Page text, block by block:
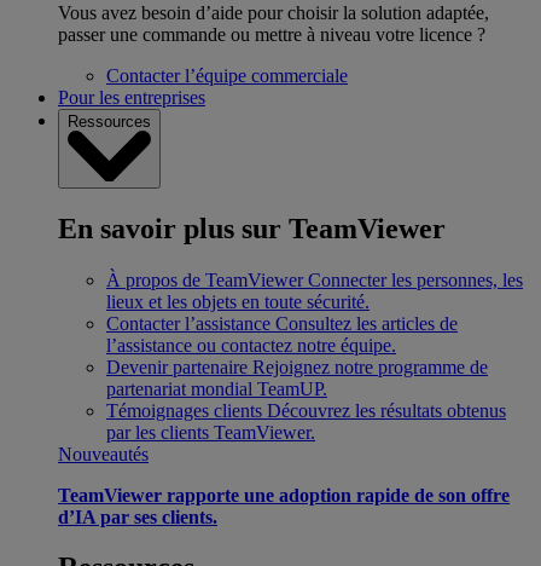
Vous avez besoin d’aide pour choisir la solution adaptée,
passer une commande ou mettre à niveau votre licence ?
Contacter l’équipe commerciale
Pour les entreprises
Ressources
En savoir plus sur TeamViewer
À propos de TeamViewer Connecter les personnes, les
lieux et les objets en toute sécurité.
Contacter l’assistance Consultez les articles de
l’assistance ou contactez notre équipe.
Devenir partenaire Rejoignez notre programme de
partenariat mondial TeamUP.
Témoignages clients Découvrez les résultats obtenus
par les clients TeamViewer.
Nouveautés
TeamViewer rapporte une adoption rapide de son offre
d’IA par ses clients.